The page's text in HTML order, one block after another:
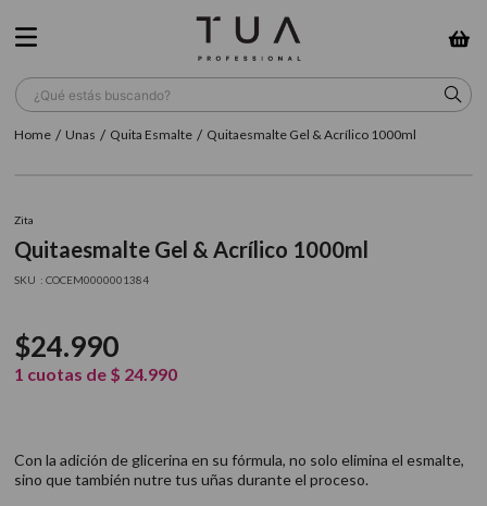
¿Qué estás buscando?
Unas Quita Esmalte Quitaesmalte Gel & Acrílico 1000ml
Zita
Quitaesmalte Gel & Acrílico 1000ml
: COCEM0000001384
$24.990
1 cuotas de $ 24.990
Con la adición de glicerina en su fórmula, no solo elimina el esmalte,
sino que también nutre tus uñas durante el proceso.
TÉRMINOS MÁS BUSCADOS
5. cepillo
6. gama
8 . loreal